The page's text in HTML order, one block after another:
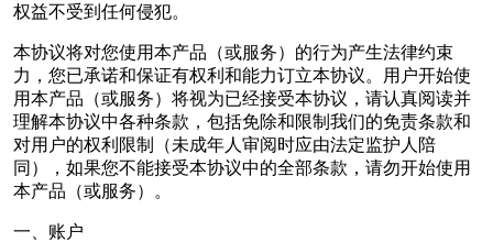
权益不受到任何侵犯。
本协议将对您使用本产品（或服务）的行为产生法律约束
力，您已承诺和保证有权利和能力订立本协议。用户开始使
用本产品（或服务）将视为已经接受本协议，请认真阅读并
理解本协议中各种条款，包括免除和限制我们的免责条款和
对用户的权利限制（未成年人审阅时应由法定监护人陪
同），如果您不能接受本协议中的全部条款，请勿开始使用
本产品（或服务）。
一、账户